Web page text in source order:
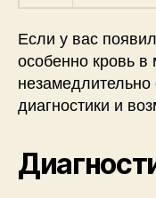
Если у вас
особенно кровь
незамедлительно
диагностики и